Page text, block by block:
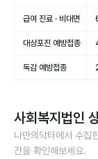
급여 진료 · 비대면
대상포진 예방접종
독감 예방접종
사회복지법인
나만의닥터에서 수집
간을 확인해보세요.